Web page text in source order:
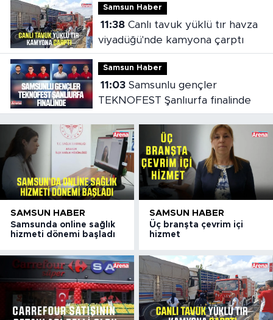
Samsun Haber
11:38Canlı tavuk yüklü tır havza
viyadüğü'nde kamyona çarptı
Samsun Haber
11:03Samsunlu gençler
TEKNOFEST Şanlıurfa finalinde
SAMSUN HABER
Samsunda online sağlık
hizmeti dönemi başladı
SAMSUN HABER
Üç branşta çevrim içi
hizmet